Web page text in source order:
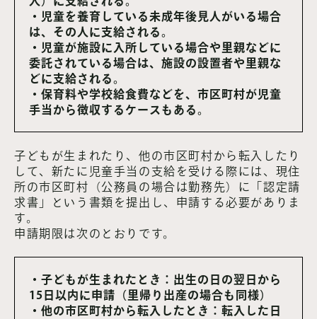
・児童を養育している未成年後見人がいる場合
は、その人に支給される。
・児童が施設に入所している場合や里親などに
委託されている場合は、施設の設置者や里親な
どに支給される。
・保育料や学校給食費などを、市区町村が児童
手当から徴収するケースもある。
子どもが生まれたり、他の市区町村から転入したり
して、新たに児童手当の支給を受ける際には、現住
所の市区町村（公務員の場合は勤務先）に「認定請
求書」という書類を提出し、申請する必要がありま
す。
申請期限は次のとおりです。
・子どもが生まれたとき：出生の日の翌日から
15日以内に申請（里帰り出産の場合も同様）
・他の市区町村から転入したとき：転入した日